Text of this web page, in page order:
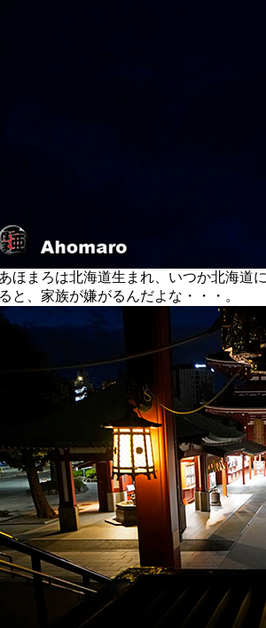
ほまろは北海道生まれ、いつか北海道
と、家族が嫌がるんだよな・・・。